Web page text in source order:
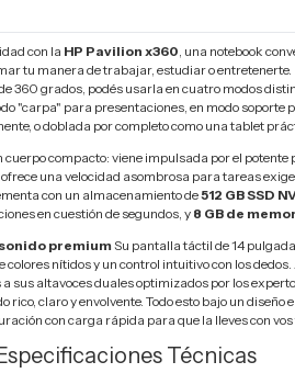
con la HP Pavilion x360, una notebook
tu manera de trabajar, estudiar o
360 grados, podés usarla en cuatro modos
"carpa" para presentaciones, en modo soporte
o doblada por completo como una tablet
cuerpo compacto: viene impulsada por el
ofrece una velocidad asombrosa para tareas
con un almacenamiento de512 GB SSD
en cuestión de segundos, y 8 GB de
premiumSu pantalla táctil de 14
colores nítidos y un control intuitivo con los
sus altavoces duales optimizados por los
rico, claro y envolvente. Todo esto bajo un diseño
con carga rápida para que la lleves con vos
Técnicas